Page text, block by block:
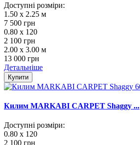
Доступні розміри:
1.50 x 2.25 м
7 500 грн
0.80 x 120
2 100 грн
2.00 x 3.00 м
13 000 грн
Детальніше
Купити
Килим MARKABI CARPET Shaggy ...
Доступні розміри:
0.80 x 120
2 100 грн